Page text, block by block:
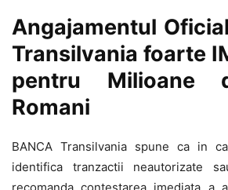
Angajamentul
Transilvania foarte
pentru Milioane
Romani
BANCA Transilvania spune ca in
identifica tranzactii neautorizate